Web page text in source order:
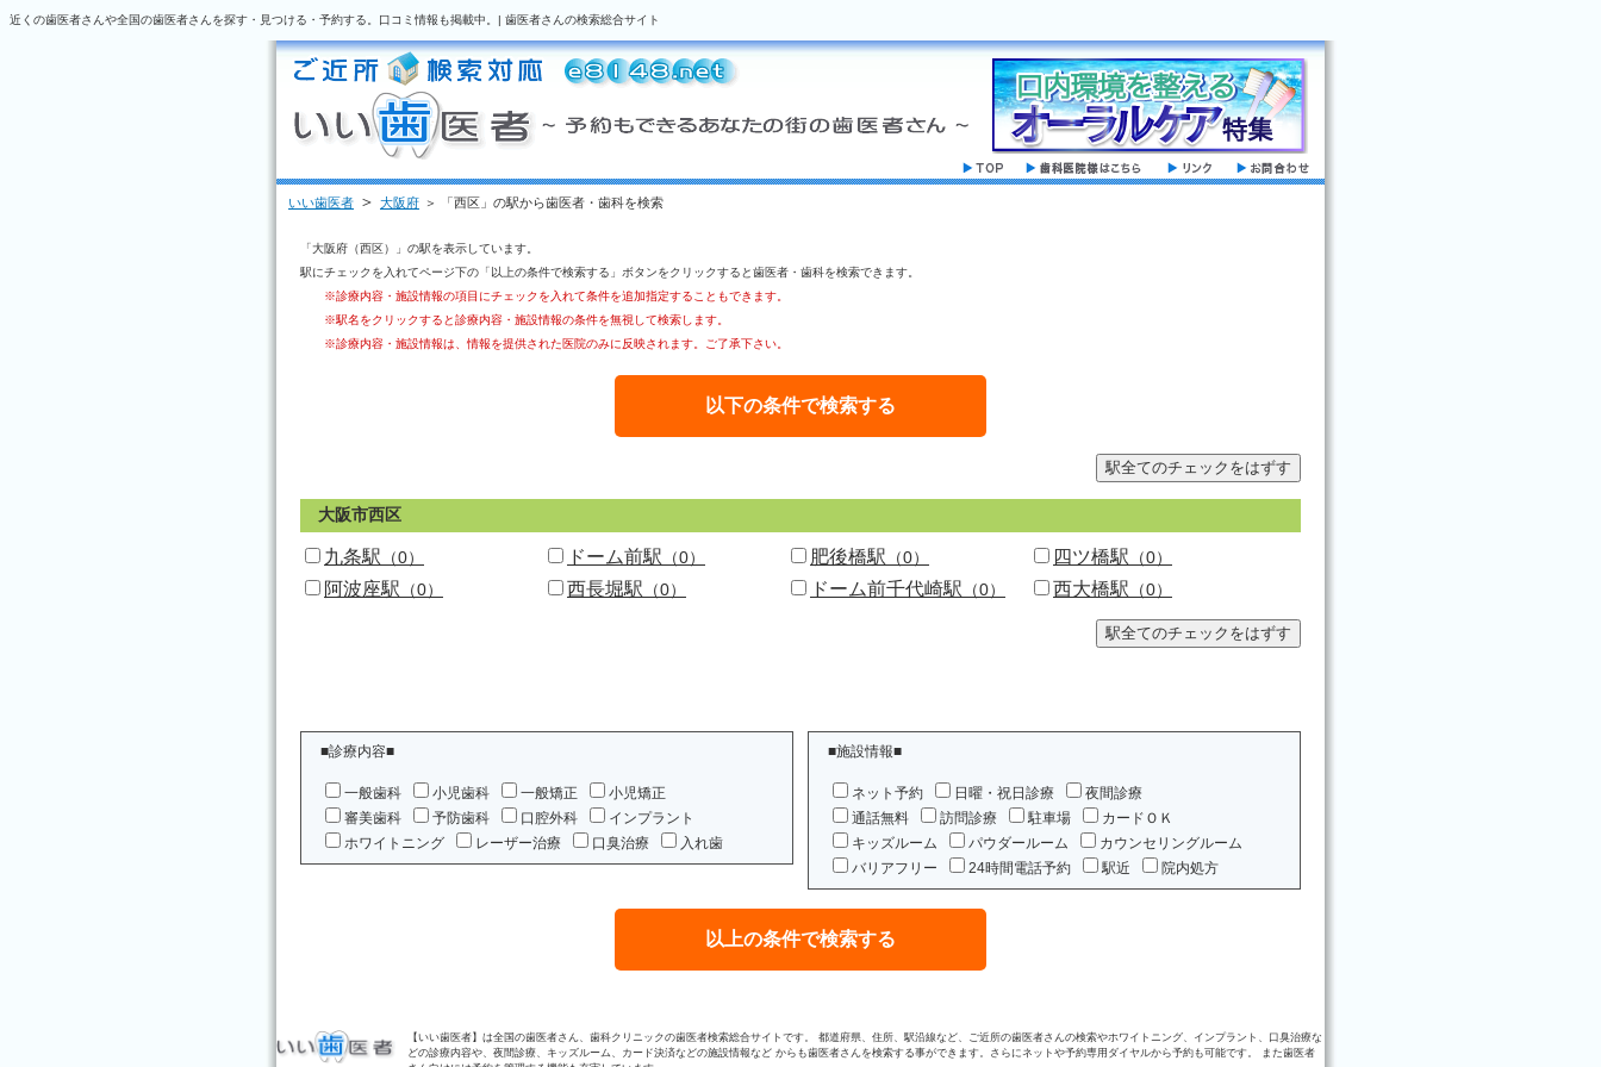
近くの歯医者さんや全国の歯医者さんを探す・見つける・予約する。口コミ情報も掲載中。| 歯医者さんの検索総合サイト
いい歯医者 ＞ 大阪府 ＞ 「西区」の駅から歯医者・歯科を検索
「大阪府（西区）」の駅を表示しています。
駅にチェックを入れてページ下の「以上の条件で検索する」ボタンをクリックすると歯医者・歯科を検索できます。
※診療内容・施設情報の項目にチェックを入れて条件を追加指定することもできます。
※駅名をクリックすると診療内容・施設情報の条件を無視して検索します。
※診療内容・施設情報は、情報を提供された医院のみに反映されます。ご了承下さい。
大阪市西区
九条駅 （0） ドーム前駅 （0） 肥後橋駅 （0） 四ツ橋駅 （0）
阿波座駅 （0） 西長堀駅 （0） ドーム前千代崎駅 （0） 西大橋駅 （0）
■診療内容■
一般歯科 小児歯科 一般矯正
小児矯正
審美歯科
予防歯科 口腔外科
インプラント
ホワイトニング
レーザー治療 口臭治療 入れ歯
■施設情報■
ネット予約 日曜・祝日診療
夜間診療
通話無料
訪問診療 駐車場
カードＯＫ
キッズルーム
パウダールーム
カウンセリングルーム
バリアフリー
24時間電話予約 駅近 院内処方
【いい歯医者】は全国の歯医者さん、歯科クリニックの歯医者検索総合サイトです。 都道府県、住所、駅沿線など、ご近所の歯医者さんの検索やホワイトニング、インプラント、口臭治療な
どの診療内容や、夜間診療、キッズルーム、カード決済などの施設情報など からも歯医者さんを検索する事ができます。さらにネットや予約専用ダイヤルから予約も可能です。 また歯医者